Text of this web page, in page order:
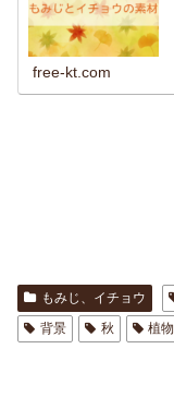
free-kt.com
もみじ、イチョウ
背景
秋 植物